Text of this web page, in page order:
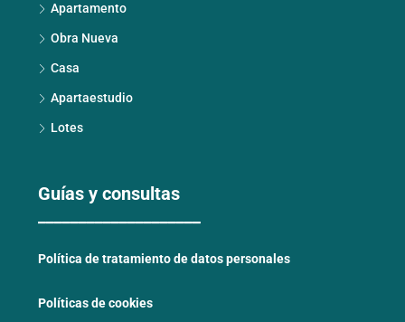
Apartamento
Obra Nueva
Casa
Apartaestudio
Lotes
Guías y consultas
Política de tratamiento de datos personales
Políticas de cookies